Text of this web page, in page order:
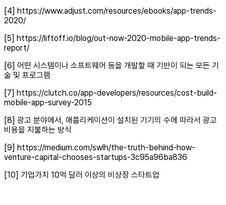
[4] https://www.adjust.com/resources/ebooks/app-trends-
2020/
[5] https://liftoff.io/blog/out-now-2020-mobile-app-trends-
report/
[6] 어떤 시스템이나 소프트웨어 등을 개발할 때 기반이 되는 모든 기
술 및 프로그램
[7] https://clutch.co/app-developers/resources/cost-build-
mobile-app-survey-2015
[8] 광고 분야에서, 애플리케이션이 설치된 기기의 수에 따라서 광고
비용을 지불하는 방식
[9] https://medium.com/swlh/the-truth-behind-how-
venture-capital-chooses-startups-3c95a96ba836
[10] 기업가치 10억 달러 이상의 비상장 스타트업